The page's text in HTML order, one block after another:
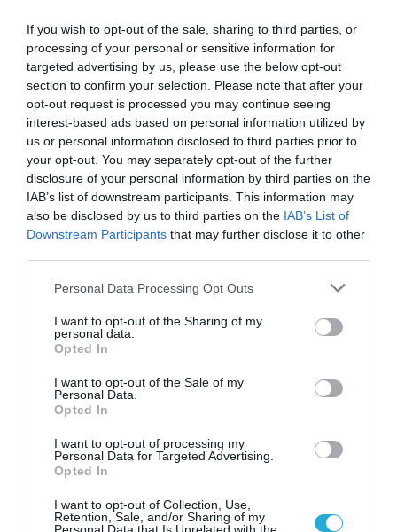
If you wish to opt-out of the sale, sharing to third parties, or
processing of your personal or sensitive information for
targeted advertising by us, please use the below opt-out
section to confirm your selection. Please note that after your
opt-out request is processed you may continue seeing
interest-based ads based on personal information utilized by
us or personal information disclosed to third parties prior to
your opt-out. You may separately opt-out of the further
disclosure of your personal information by third parties on the
IAB’s list of downstream participants. This information may
also be disclosed by us to third parties on the IAB’s List of
Downstream Participants that may further disclose it to other
Please note that this website/app uses one or more Google
not limited to your visit or usage behaviour. You may click to
grant or deny consent to Google and its third-party tags to
use your data for below specified purposes in below Google
consent section.
Personal Data Processing Opt Outs
I want to opt-out of the Sharing of my
personal data.
Opted In
I want to opt-out of the Sale of my
Personal Data.
Opted In
I want to opt-out of processing my
Personal Data for Targeted Advertising.
Opted In
I want to opt-out of Collection, Use,
Retention, Sale, and/or Sharing of my
Οι χώρες – προορισμοί
Όσον αφορά τους
προορισμούςκατά την περίοδο Ιανουαρίου–
Οκτωβρίου 2025, σημειώθηκε οριακή μείωση
κατά 0,1% στις εξαγωγές προς την
Ευρωπαϊκή Ένωση, οι οποίες
διαμορφώθηκαν σε €23.019,4 εκατ., έναντι